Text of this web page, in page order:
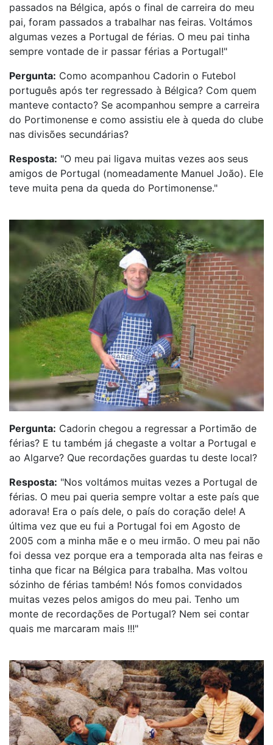
passados na Bélgica, após o final de carreira do meu
pai, foram passados a trabalhar nas feiras. Voltámos
algumas vezes a Portugal de férias. O meu pai tinha
sempre vontade de ir passar férias a Portugal!"
Pergunta: Como acompanhou Cadorin o Futebol
português após ter regressado à Bélgica? Com quem
manteve contacto? Se acompanhou sempre a carreira
do Portimonense e como assistiu ele à queda do clube
nas divisões secundárias?
Resposta: "O meu pai ligava muitas vezes aos seus
amigos de Portugal (nomeadamente Manuel João). Ele
teve muita pena da queda do Portimonense."
Pergunta: Cadorin chegou a regressar a Portimão de
férias? E tu também já chegaste a voltar a Portugal e
ao Algarve? Que recordações guardas tu deste local?
Resposta: "Nos voltámos muitas vezes a Portugal de
férias. O meu pai queria sempre voltar a este país que
adorava! Era o país dele, o país do coração dele! A
última vez que eu fui a Portugal foi em Agosto de
2005 com a minha mãe e o meu irmão. O meu pai não
foi dessa vez porque era a temporada alta nas feiras e
tinha que ficar na Bélgica para trabalha. Mas voltou
sózinho de férias também! Nós fomos convidados
muitas vezes pelos amigos do meu pai. Tenho um
monte de recordações de Portugal? Nem sei contar
quais me marcaram mais !!!"